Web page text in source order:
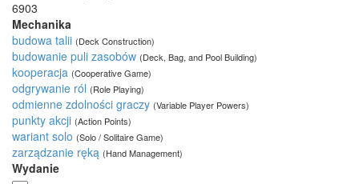
6903
Mechanika
budowa talii (Deck Construction)
budowanie puli zasobów (Deck, Bag, and Pool Building)
kooperacja (Cooperative Game)
odgrywanie ról (Role Playing)
odmienne zdolności graczy (Variable Player Powers)
punkty akcji (Action Points)
wariant solo (Solo / Solitaire Game)
zarządzanie ręką (Hand Management)
Wydanie